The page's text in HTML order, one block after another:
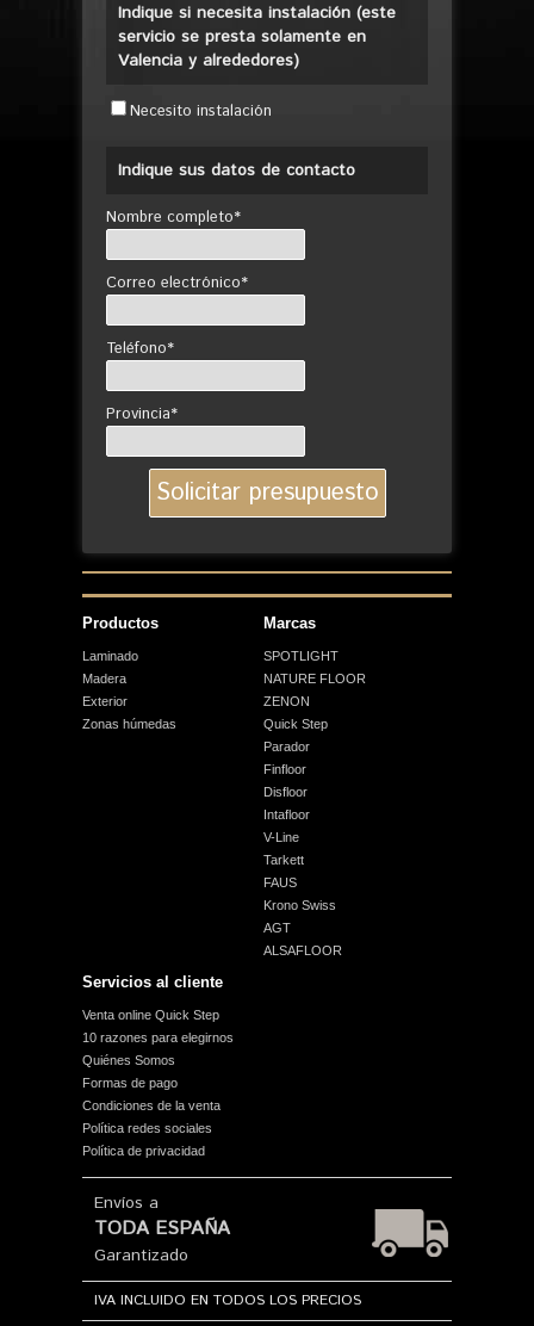
Indique si necesita instalación (este
servicio se presta solamente en
Valencia y alrededores)
Necesito instalación
Indique sus datos de contacto
Nombre completo*
Correo electrónico*
Teléfono*
Provincia*
Productos
Laminado
Madera
Exterior
Zonas húmedas
Marcas
SPOTLIGHT
NATURE FLOOR
ZENON
Quick Step
Parador
Finfloor
Disfloor
Intafloor
V-Line
Tarkett
FAUS
Krono Swiss
AGT
ALSAFLOOR
Servicios al cliente
Venta online Quick Step
10 razones para elegirnos
Quiénes Somos
Formas de pago
Condiciones de la venta
Política redes sociales
Política de privacidad
Envíos a
TODA ESPAÑA
Garantizado
IVA INCLUIDO EN TODOS LOS PRECIOS